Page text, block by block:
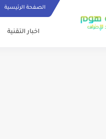
الصفحة الرئيسية
اخبار التقنية